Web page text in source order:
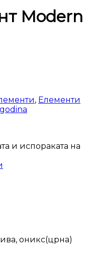
Modern
, Елементи
и испораката на
оникс(црна)